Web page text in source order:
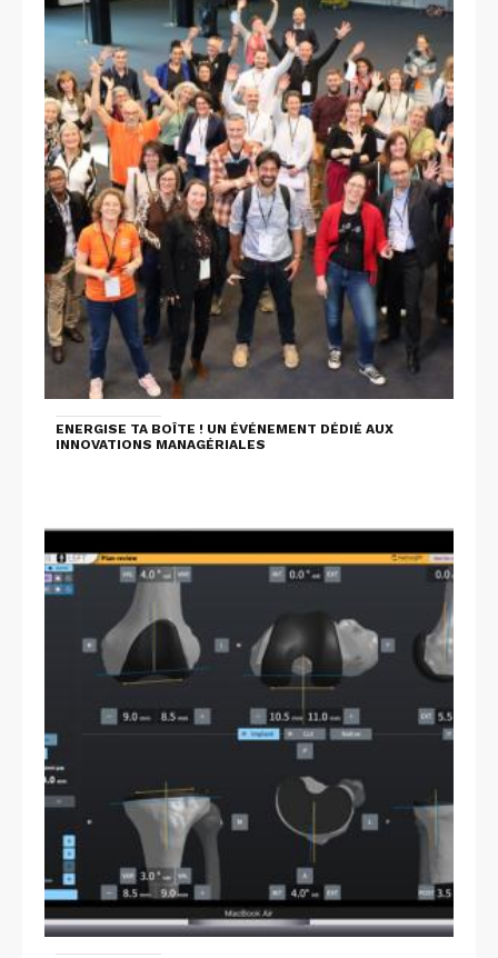
ENERGISE TA BOÎTE ! UN ÉVÉNEMENT DÉDIÉ AUX
INNOVATIONS MANAGÉRIALES